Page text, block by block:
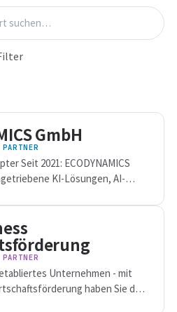
GmbH
Seit 2021: ECODYNAMICS
KI-Lösungen, AI-
Unternehmen - mit
haben Sie den